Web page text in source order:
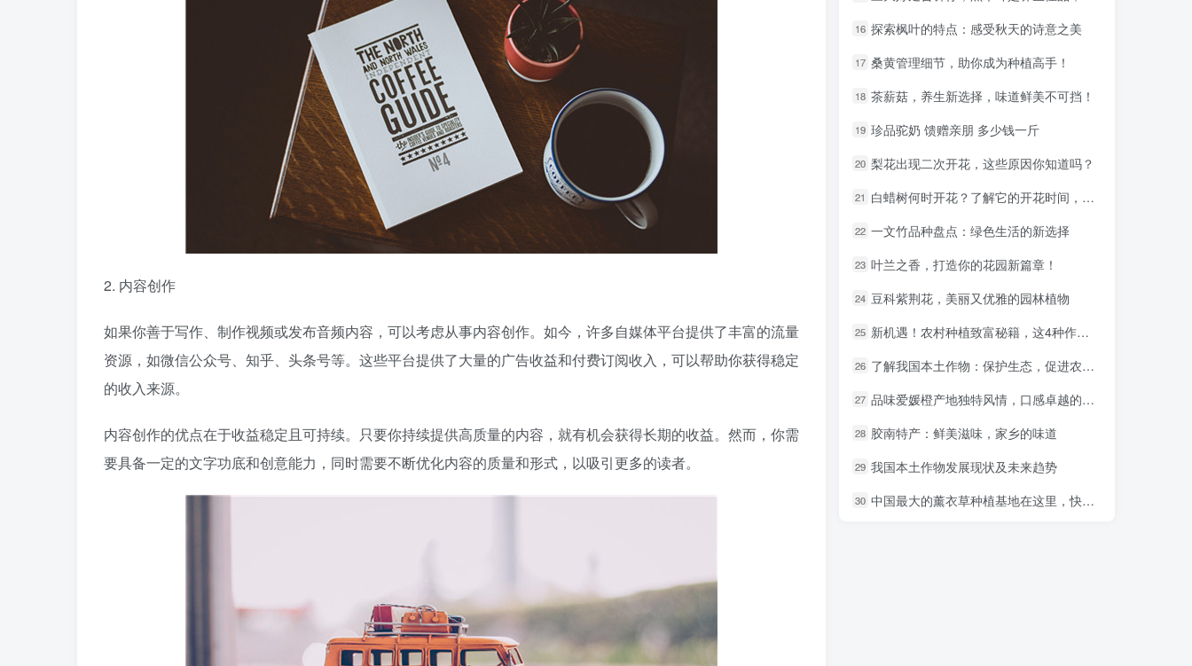
2. 内容创作
如果你善于写作、制作视频或发布音频内容，可以考虑从事内容创作。如今，许多自媒体平台提供了丰富的流量
资源，如微信公众号、知乎、头条号等。这些平台提供了大量的广告收益和付费订阅收入，可以帮助你获得稳定
的收入来源。
内容创作的优点在于收益稳定且可持续。只要你持续提供高质量的内容，就有机会获得长期的收益。然而，你需
要具备一定的文字功底和创意能力，同时需要不断优化内容的质量和形式，以吸引更多的读者。
16 探索枫叶的特点：感受秋天的诗意之美
17 桑黄管理细节，助你成为种植高手！
18 茶薪菇，养生新选择，味道鲜美不可挡！
19 珍品驼奶 馈赠亲朋 多少钱一斤
20 梨花出现二次开花，这些原因你知道吗？
21 白蜡树何时开花？了解它的开花时间，让你轻松打造花园美景
22 一文竹品种盘点：绿色生活的新选择
23 叶兰之香，打造你的花园新篇章！
24 豆科紫荆花，美丽又优雅的园林植物
25 新机遇！农村种植致富秘籍，这4种作物不容错过！
26 了解我国本土作物：保护生态，促进农业可持续发展
27 品味爱媛橙产地独特风情，口感卓越的秘密
28 胶南特产：鲜美滋味，家乡的味道
29 我国本土作物发展现状及未来趋势
30 中国最大的薰衣草种植基地在这里，快来感受神秘紫色秘境！
16 探索枫叶的特点：感受秋天的诗意之美
17 桑黄管理细节，助你成为种植高手！
18 茶薪菇，养生新选择，味道鲜美不可挡！
19 珍品驼奶 馈赠亲朋 多少钱一斤
20 梨花出现二次开花，这些原因你知道吗？
21 白蜡树何时开花？了解它的开花时间，让你轻松打造花园美景
22 一文竹品种盘点：绿色生活的新选择
23 叶兰之香，打造你的花园新篇章！
24 豆科紫荆花，美丽又优雅的园林植物
25 新机遇！农村种植致富秘籍，这4种作物不容错过！
26 了解我国本土作物：保护生态，促进农业可持续发展
27 品味爱媛橙产地独特风情，口感卓越的秘密
28 胶南特产：鲜美滋味，家乡的味道
29 我国本土作物发展现状及未来趋势
30 中国最大的薰衣草种植基地在这里，快来感受神秘紫色秘境！